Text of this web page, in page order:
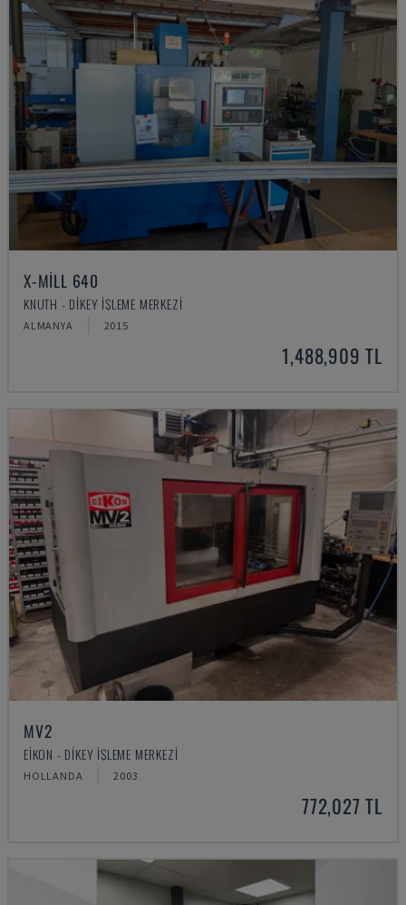
X-MILL 640
KNUTH - DIKEY İŞLEME MERKEZI
ALMANYA 2015
1,488,909 TL
MV2
EIKON - DIKEY İŞLEME MERKEZI
HOLLANDA 2003
772,027 TL